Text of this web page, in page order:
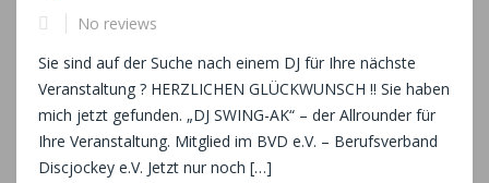
No reviews
Sie sind auf der Suche nach einem DJ für Ihre nächste
Veranstaltung ? HERZLICHEN GLÜCKWUNSCH !! Sie haben
mich jetzt gefunden. „DJ SWING-AK“ – der Allrounder für
Ihre Veranstaltung. Mitglied im BVD e.V. – Berufsverband
Discjockey e.V. Jetzt nur noch […]